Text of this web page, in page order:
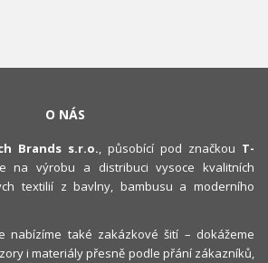
O NÁS
Brands s.r.o., působící pod značkou T-
na výrobu a distribuci vysoce kvalitních
textilií z bavlny, bambusu a moderního
nabízíme také zakázkové šití – dokážeme
i materiály přesně podle přání zákazníků,